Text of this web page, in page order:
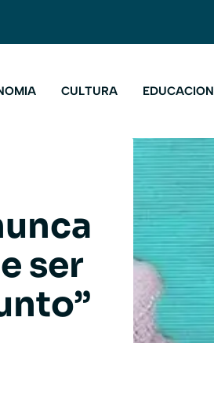
CULTURA EDUCACION
ser